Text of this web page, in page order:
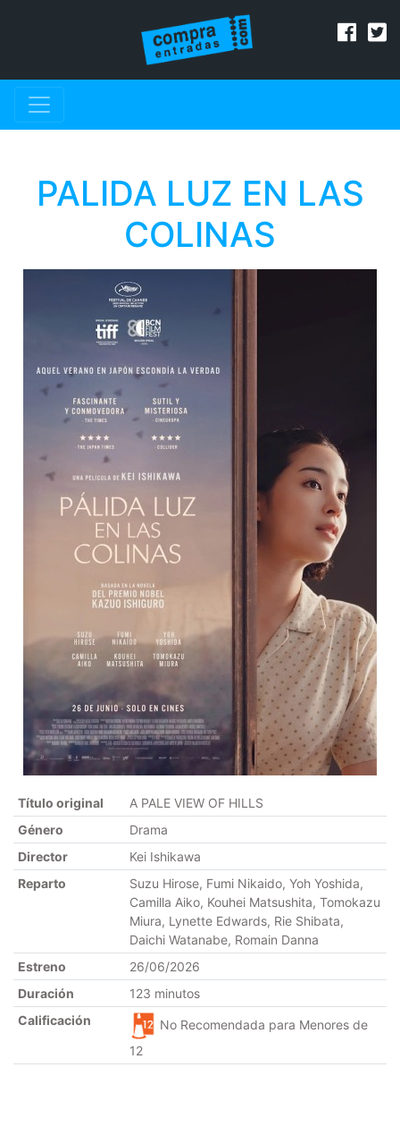
PALIDA LUZ EN LAS
COLINAS
Título original
A PALE VIEW OF HILLS
Género
Drama
Director
Kei Ishikawa
Reparto
Suzu Hirose, Fumi Nikaido, Yoh Yoshida,
Camilla Aiko, Kouhei Matsushita, Tomokazu
Miura, Lynette Edwards, Rie Shibata,
Daichi Watanabe, Romain Danna
Estreno
26/06/2026
Duración
123 minutos
Calificación
No Recomendada para Menores de
12